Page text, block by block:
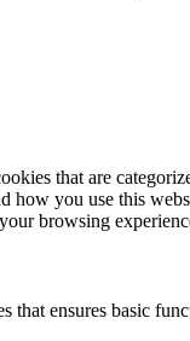
that are
how you use this
browsing
ensures basic